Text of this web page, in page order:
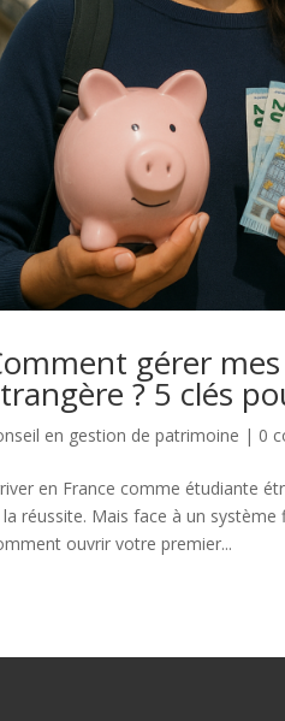
gérer
? 5 clés
en gestion de patrimoine | 0
en France comme étudiante
réussite. Mais face à un
ouvrir votre premier...